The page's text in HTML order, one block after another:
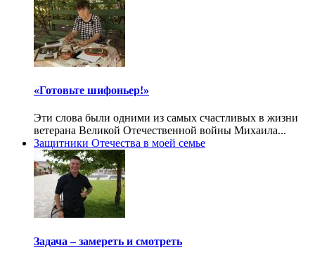
«Готовьте шифоньер!»
Эти слова были одними из самых счастливых в жизни
ветерана Великой Отечественной войны Михаила...
Защитники Отечества в моей семье
Задача – замереть и смотреть